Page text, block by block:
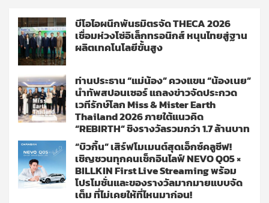
บีโอไอผนึกพันธมิตรจัด THECA 2026
เชื่อมห่วงโซ่อิเล็กทรอนิกส์ หนุนไทยสู่ฐาน
ผลิตเทคโนโลยีขั้นสูง
ท่านประธาน “แม่น้อง” ควงแขน “น้องเนย”
นำทัพสปอนเซอร์ แถลงข่าวจัดประกวด
เวทีรักษ์โลก Miss & Mister Earth
Thailand 2026 ภายใต้แนวคิด
“REBIRTH” ชิงรางวัลรวมกว่า 1.7 ล้านบาท
“บิวกิ้น” เสิร์ฟโมเมนต์สุดเอ็กซ์คลูซีฟ!
เชิญชวนทุกคนเช็กอินไลฟ์ NEVO Q05 ×
BILLKIN First Live Streaming พร้อม
โปรโมชั่นและของรางวัลมากมายแบบจัด
เต็ม ที่ไม่เคยให้ที่ไหนมาก่อน!